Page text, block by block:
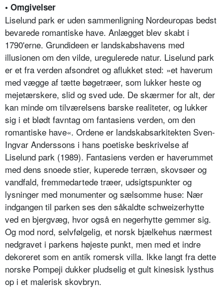
• Omgivelser
Liselund park er uden sammenligning Nordeuropas bedst
bevarede romantiske have. Anlægget blev skabt i
1790'erne. Grundideen er landskabshavens med
illusionen om den vilde, uregulerede natur. Liselund park
er et fra verden afsondret og aflukket sted: »et haverum
med vægge af tætte bøgetræer, som lukker heste og
mejetærskere, slid og sved ude. De skærmer for alt, der
kan minde om tilværelsens barske realiteter, og lukker
sig i et blødt favntag om fantasiens verden, om den
romantiske have«. Ordene er landskabsarkitekten Sven-
Ingvar Anderssons i hans poetiske beskrivelse af
Liselund park (1989). Fantasiens verden er haverummet
med dens snoede stier, kuperede terræn, skovsøer og
vandfald, fremmedartede træer, udsigtspunkter og
lysninger med monumenter og sælsomme huse: Nær
indgangen til parken ses den såkaldte schweizerhytte
ved en bjergvæg, hvor også en negerhytte gemmer sig.
Og mod nord, selvfølgelig, et norsk bjælkehus nærmest
nedgravet i parkens højeste punkt, men med et indre
dekoreret som en antik romersk villa. Ikke langt fra dette
norske Pompeji dukker pludselig et gult kinesisk lysthus
op i et malerisk skovbryn.